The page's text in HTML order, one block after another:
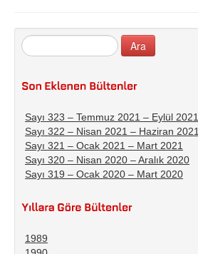
Sayı 323 – Temmuz 2021 – Eylül 2021
Sayı 322 – Nisan 2021 – Haziran 2021
Sayı 321 – Ocak 2021 – Mart 2021
Sayı 320 – Nisan 2020 – Aralık 2020
Sayı 319 – Ocak 2020 – Mart 2020
1989